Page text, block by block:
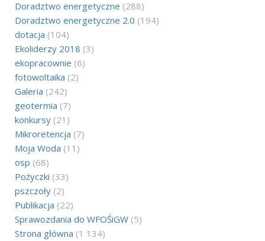
Doradztwo energetyczne (288)
Doradztwo energetyczne 2.0 (194)
dotacja (104)
Ekoliderzy 2018 (3)
ekopracownie (6)
fotowoltaika (2)
Galeria (242)
geotermia (7)
konkursy (21)
Mikroretencja (7)
Moja Woda (11)
osp (68)
Pożyczki (33)
pszczoły (2)
Publikacja (22)
Sprawozdania do WFOŚiGW (5)
Strona główna (1 134)